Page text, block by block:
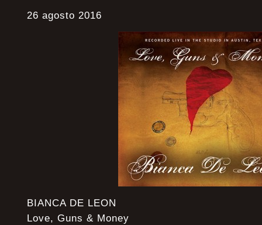
26 agosto 2016
BIANCA DE LEON
Love, Guns & Money